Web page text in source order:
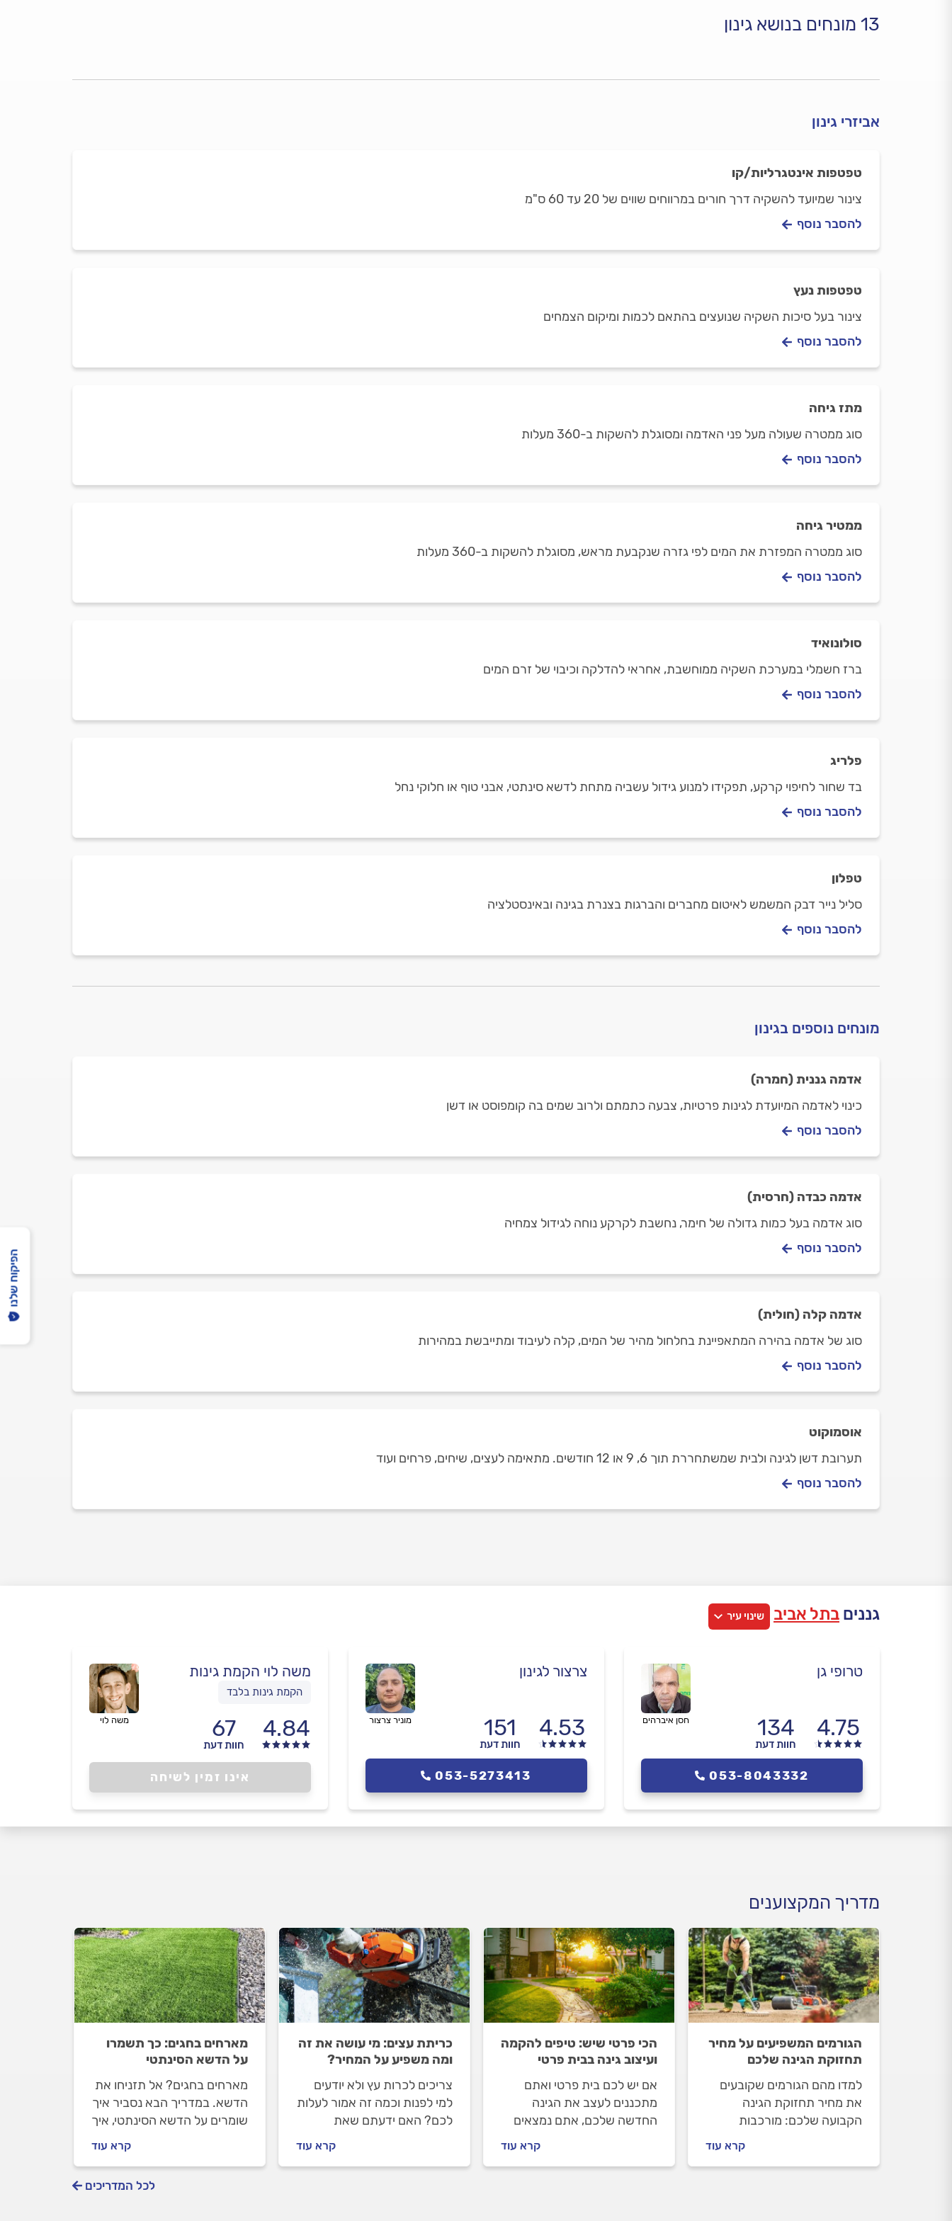
13 מונחים בנושא גינון
אביזרי גינון
טפטפות אינטגרליות/קו
צינור שמיועד להשקיה דרך חורים במרווחים שווים של 20 עד 60 ס"מ
להסבר נוסף
טפטפות נעץ
צינור בעל סיכות השקיה שנועצים בהתאם לכמות ומיקום הצמחים
להסבר נוסף
מתז גיחה
סוג ממטרה שעולה מעל פני האדמה ומסוגלת להשקות ב-360 מעלות
להסבר נוסף
ממטיר גיחה
סוג ממטרה המפזרת את המים לפי גזרה שנקבעת מראש, מסוגלת להשקות ב-360 מעלות
להסבר נוסף
סולונואיד
ברז חשמלי במערכת השקיה ממוחשבת, אחראי להדלקה וכיבוי של זרם המים
להסבר נוסף
פלריג
בד שחור לחיפוי קרקע, תפקידו למנוע גידול עשביה מתחת לדשא סינתטי, אבני טוף או חלוקי נחל
להסבר נוסף
טפלון
סליל נייר דבק המשמש לאיטום מחברים והברגות בצנרת בגינה ובאינסטלציה
להסבר נוסף
מונחים נוספים בגינון
אדמה גננית (חמרה)
כינוי לאדמה המיועדת לגינות פרטיות, צבעה כתמתם ולרוב שמים בה קומפוסט או דשן
להסבר נוסף
אדמה כבדה (חרסית)
סוג אדמה בעל כמות גדולה של חימר, נחשבת לקרקע נוחה לגידול צמחיה
להסבר נוסף
אדמה קלה (חולית)
סוג של אדמה בהירה המתאפיינת בחלחול מהיר של המים, קלה לעיבוד ומתייבשת במהירות
להסבר נוסף
אוסמוקוט
תערובת דשן לגינה ולבית שמשתחררת תוך 6, 9 או 12 חודשים. מתאימה לעצים, שיחים, פרחים ועוד
להסבר נוסף
גננים בתל אביב שינוי עיר
טרופי גן
4.75
134
חוות דעת
חסן איברהים
053-8043332
צרצור לגינון
4.53
151
חוות דעת
מוניר צרצור
053-5273413
משה לוי הקמת גינות
הקמת גינות בלבד
4.84
67
חוות דעת
משה לוי
אינו זמין לשיחה
מדריך המקצוענים
הגורמים המשפיעים על מחיר
תחזוקת הגינה שלכם
למדו מהם הגורמים שקובעים
את מחיר תחזוקת הגינה
הקבועה שלכם: מורכבות
בציוד מקצועי, עבודות שוטפות
ופינוי גזם.
קרא עוד
הכי פרטי שיש: טיפים להקמה
ועיצוב גינה בבית פרטי
אם יש לכם בית פרטי ואתם
מתכננים לעצב את הגינה
החדשה שלכם, אתם נמצאים
בהקמת גינה בבית פרטי ומה
הצעדים שבהם יש לנקוט כדי
קרא עוד
כריתת עצים: מי עושה את זה
ומה משפיע על המחיר?
צריכים לכרות עץ ולא יודעים
למי לפנות וכמה זה אמור לעלות
לכם? האם ידעתם שאת
מפקיד היערות ושסוג העץ
משפיע על מחיר העבודה? מידע
קרא עוד
מארחים בחגים: כך תשמרו
על הדשא הסינתטי
מארחים בחגים? אל תזניחו את
הדשא. במדריך הבא נסביר איך
שומרים על הדשא הסינתטי, איך
להיפרד ממנגל גחלים? כל
התשובות בפנים.
קרא עוד
לכל המדריכים
הפיקוח שלנו